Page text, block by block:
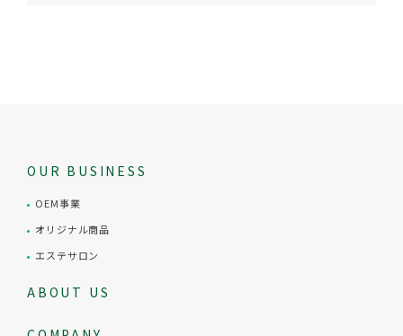
OUR BUSINESS
OEM事業
オリジナル商品
エステサロン
ABOUT US